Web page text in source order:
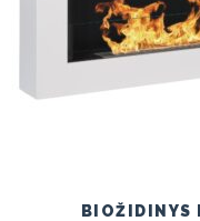
BIOŽIDINYS